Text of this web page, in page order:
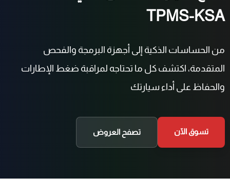
TPMS-KSA
من الحساسات الذكية إلى أجهزة البرمجة والفحص
المتقدمة، اكتشف كل ما تحتاجه لمراقبة ضغط الإطارات
والحفاظ على أداء سيارتك
تسوق الآن تصفح العروض